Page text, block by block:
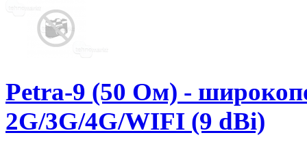
Petra-9 (50 Ом) -
2G/3G/4G/WIFI (9 dBi)